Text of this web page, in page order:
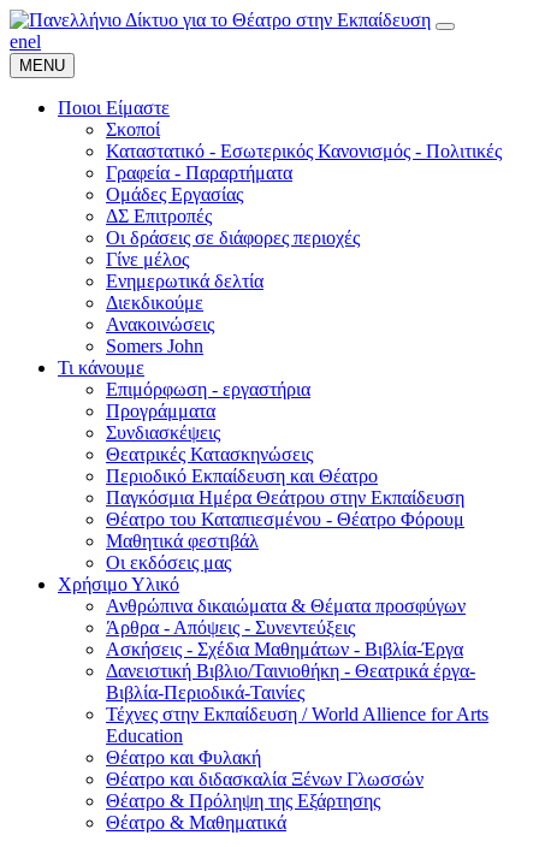
enel
MENU
Ποιοι Είμαστε
Σκοποί
Καταστατικό - Εσωτερικός Κανονισμός - Πολιτικές
Γραφεία - Παραρτήματα
Ομάδες Εργασίας
ΔΣ Επιτροπές
Οι δράσεις σε διάφορες περιοχές
Γίνε μέλος
Ενημερωτικά δελτία
Διεκδικούμε
Ανακοινώσεις
Somers John
Τι κάνουμε
Επιμόρφωση - εργαστήρια
Προγράμματα
Συνδιασκέψεις
Θεατρικές Κατασκηνώσεις
Περιοδικό Εκπαίδευση και Θέατρο
Παγκόσμια Ημέρα Θεάτρου στην Εκπαίδευση
Θέατρο του Καταπιεσμένου - Θέατρο Φόρουμ
Μαθητικά φεστιβάλ
Οι εκδόσεις μας
Χρήσιμο Υλικό
Ανθρώπινα δικαιώματα & Θέματα προσφύγων
Άρθρα - Απόψεις - Συνεντεύξεις
Ασκήσεις - Σχέδια Μαθημάτων - Βιβλία-Έργα
Δανειστική Βιβλιο/Ταινιοθήκη - Θεατρικά έργα-
Βιβλία-Περιοδικά-Ταινίες
Τέχνες στην Εκπαίδευση / World Allience for Arts
Education
Θέατρο και Φυλακή
Θέατρο και διδασκαλία Ξένων Γλωσσών
Θέατρο & Πρόληψη της Εξάρτησης
Θέατρο & Μαθηματικά